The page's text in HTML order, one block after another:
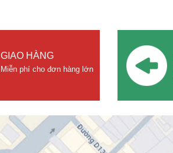
GIAO HÀNG
Miễn phí cho đơn hàng lớn